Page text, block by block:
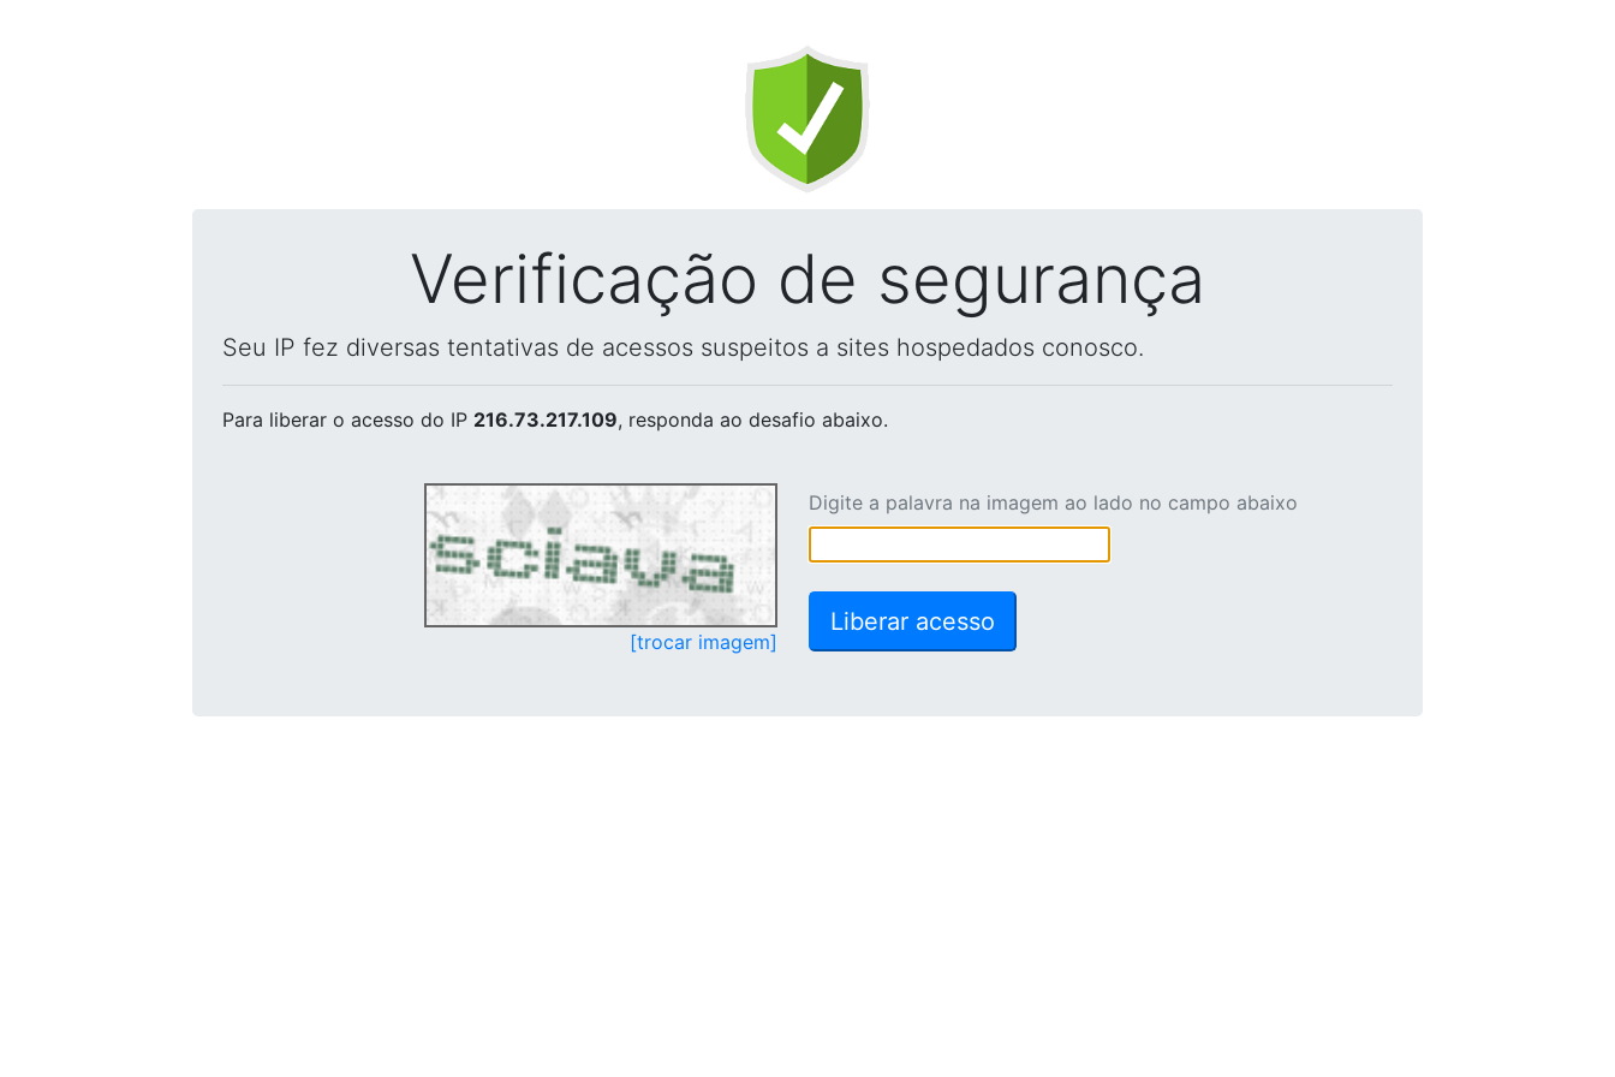
Verificação de segurança
Seu IP fez diversas tentativas de acessos suspeitos a sites hospedados conosco.
Para liberar o acesso do IP 216.73.217.109, responda ao desafio abaixo.
[trocar imagem]
Digite a palavra na imagem ao lado no campo abaixo